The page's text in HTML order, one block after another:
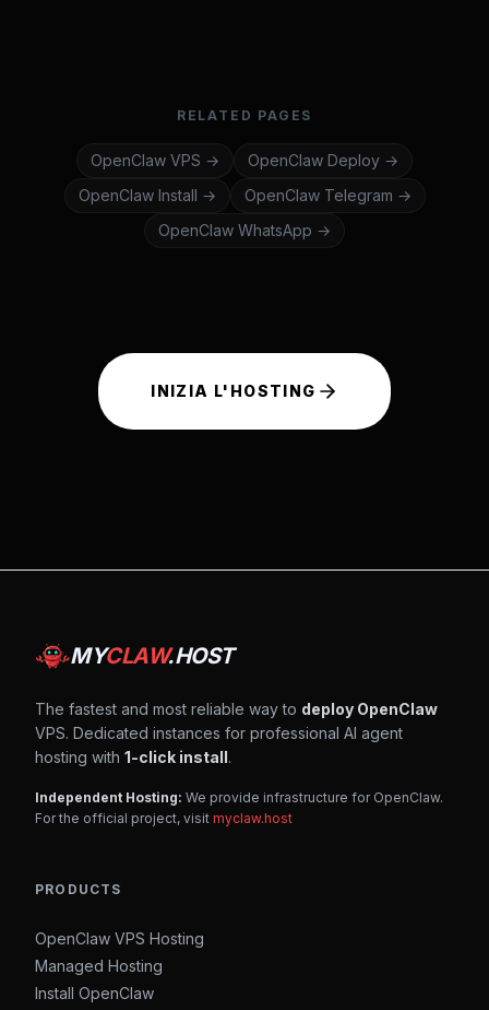
RELATED PAGES
OpenClaw VPS → OpenClaw Deploy →
OpenClaw Install → OpenClaw Telegram →
OpenClaw WhatsApp →
INIZIA L'HOSTING
MYCLAW.HOST
The fastest and most reliable way to deploy OpenClaw
VPS. Dedicated instances for professional AI agent
hosting with 1-click install.
Independent Hosting: We provide infrastructure for OpenClaw.
For the official project, visit myclaw.host
PRODUCTS
OpenClaw VPS Hosting
Managed Hosting
Install OpenClaw